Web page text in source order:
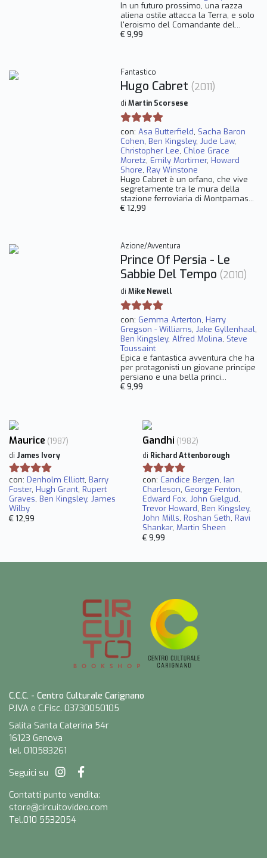
In un futuro prossimo, una razza
aliena ostile attacca la Terra, e solo
l'eroismo del Comandante del...
€ 9,99
Fantastico
Hugo Cabret (2011)
di Martin Scorsese
con: Asa Butterfield, Sacha Baron
Cohen, Ben Kingsley, Jude Law,
Christopher Lee, Chloe Grace
Moretz, Emily Mortimer, Howard
Shore, Ray Winstone
Hugo Cabret è un orfano, che vive
segretamente tra le mura della
stazione ferroviaria di Montparnas...
€ 12,99
Azione/Avventura
Prince Of Persia - Le
Sabbie Del Tempo (2010)
di Mike Newell
con: Gemma Arterton, Harry
Gregson - Williams, Jake Gyllenhaal,
Ben Kingsley, Alfred Molina, Steve
Toussaint
Epica e fantastica avventura che ha
per protagonisti un giovane principe
persiano e una bella princi...
€ 9,99
Maurice (1987)
di James Ivory
con: Denholm Elliott, Barry
Foster, Hugh Grant, Rupert
Graves, Ben Kingsley, James
Wilby
€ 12,99
Gandhi (1982)
di Richard Attenborough
con: Candice Bergen, Ian
Charleson, George Fenton,
Edward Fox, John Gielgud,
Trevor Howard, Ben Kingsley,
John Mills, Roshan Seth, Ravi
Shankar, Martin Sheen
€ 9,99
C.C.C. - Centro Culturale Carignano
P.IVA e C.Fisc. 03730050105
Salita Santa Caterina 54r
16123 Genova
tel. 010583261
Seguici su
Contatti punto vendita:
store@circuitovideo.com
Tel.010 5532054